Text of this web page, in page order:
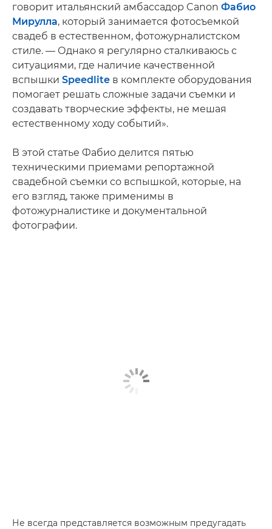
говорит итальянский амбассадор Canon Фабио
Мирулла, который занимается фотосъемкой
свадеб в естественном, фотожурналистском
стиле. — Однако я регулярно сталкиваюсь с
ситуациями, где наличие качественной
вспышки Speedlite в комплекте оборудования
помогает решать сложные задачи съемки и
создавать творческие эффекты, не мешая
естественному ходу событий».
В этой статье Фабио делится пятью
техническими приемами репортажной
свадебной съемки со вспышкой, которые, на
его взгляд, также применимы в
фотожурналистике и документальной
фотографии.
Не всегда представляется возможным предугадать